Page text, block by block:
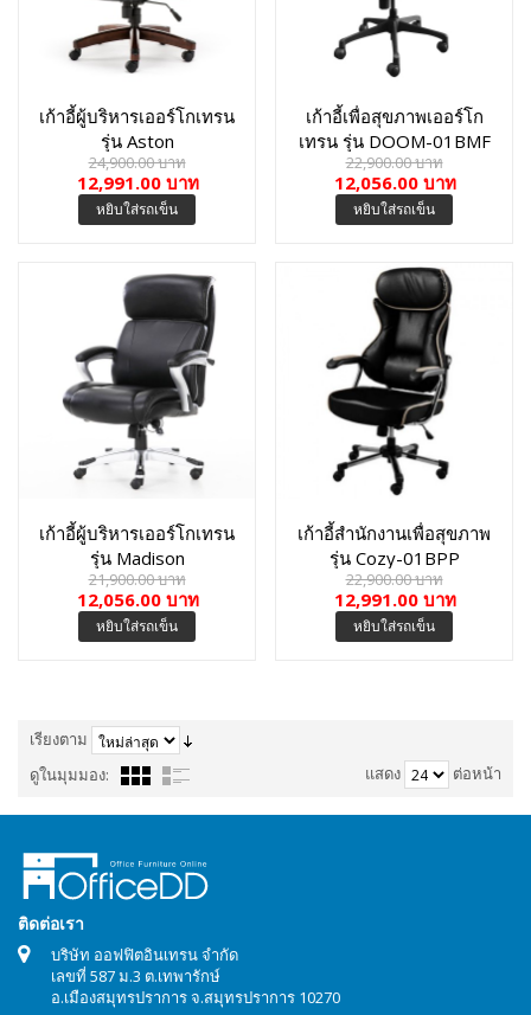
เก้าอี้ผู้บริหารเออร์โกเทรน
รุ่น Aston
24,900.00 บาท
12,991.00 บาท
หยิบใส่รถเข็น
เก้าอี้เพื่อสุขภาพเออร์โก
เทรน รุ่น DOOM-01BMF
22,900.00 บาท
12,056.00 บาท
หยิบใส่รถเข็น
เก้าอี้ผู้บริหารเออร์โกเทรน
รุ่น Madison
21,900.00 บาท
12,056.00 บาท
หยิบใส่รถเข็น
เก้าอี้สำนักงานเพื่อสุขภาพ
รุ่น Cozy-01BPP
22,900.00 บาท
12,991.00 บาท
หยิบใส่รถเข็น
เรียงตาม
ดูในมุมมอง:
แสดง ต่อหน้า
ติดต่อเรา
บริษัท ออฟฟิตอินเทรน จำกัด
เลขที่ 587 ม.3 ต.เทพารักษ์
อ.เมืองสมุทรปราการ จ.สมุทรปราการ 10270